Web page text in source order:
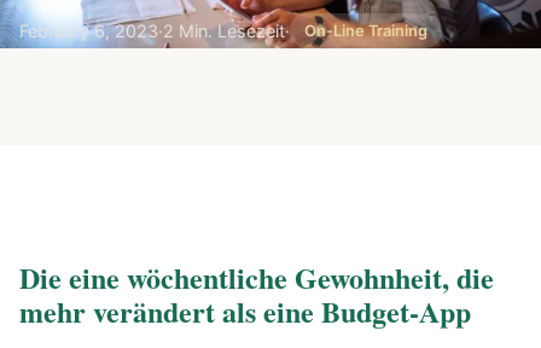
February 6, 2023·2 Min. Lesezeit· On-Line Training
Die eine wöchentliche Gewohnheit, die
mehr verändert als eine Budget-App